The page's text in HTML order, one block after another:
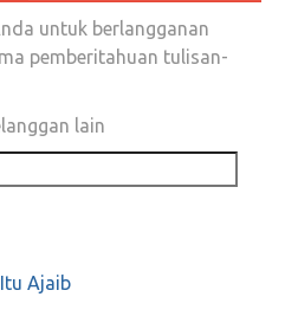
untuk berlangganan
pemberitahuan tulisan-
lain
Ajaib